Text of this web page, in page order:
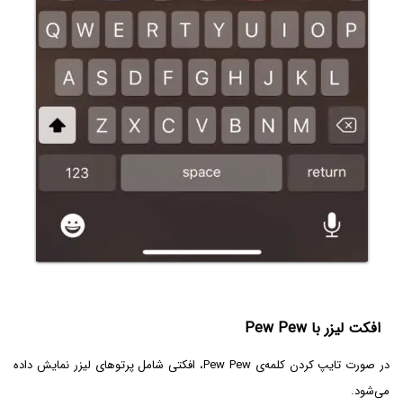
افکت لیزر با Pew Pew
در صورت تایپ کردن کلمه‌ی Pew Pew، افکتی شامل پرتوهای لیزر نمایش داده
می‌شود.